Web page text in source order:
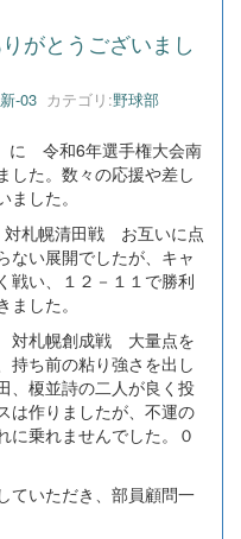
がとうございまし
-03 カテゴリ:野球部
に 令和6年選手権大会南
した。数々の応援や差し
した。
札幌清田戦 お互いに点
ない展開でしたが、キャ
戦い、１２－１１で勝利
した。
対札幌創成戦 大量点を
持ち前の粘り強さを出し
、榎並詩の二人が良く投
は作りましたが、不運の
に乗れませんでした。０
ていただき、部員顧問一